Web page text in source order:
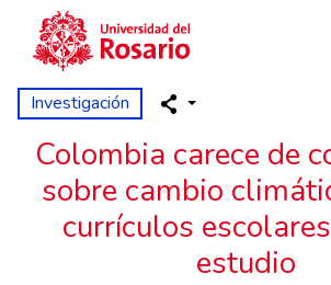
Pasar al contenido principal
Investigación
Colombia carece de
sobre cambio
currículos
estudio